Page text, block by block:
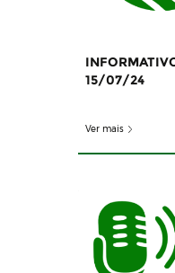
15/07/24
Ver mais